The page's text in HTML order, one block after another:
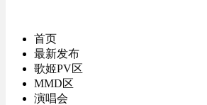
首页
最新发布
歌姬PV区
MMD区
演唱会